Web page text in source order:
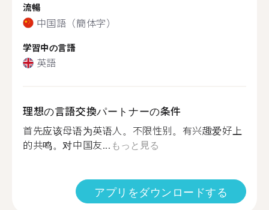
流暢
中国語（簡体字）
学習中の言語
英語
理想の言語交換パートナーの条件
首先应该母语为英语人。不限性别。有兴趣爱好上
的共鸣。对中国友... もっと見る
アプリをダウンロードする